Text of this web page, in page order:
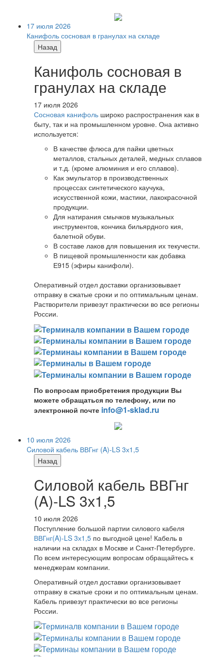
17 июля 2026
Канифоль сосновая в гранулах на складе
Назад
Канифоль сосновая в
гранулах на складе
17 июля 2026
Сосновая канифоль широко распространения как в
быту, так и на промышленном уровне. Она активно
используется:
В качестве флюса для пайки цветных
металлов, стальных деталей, медных сплавов
и т.д. (кроме алюминия и его сплавов).
Как эмульгатор в производственных
процессах синтетического каучука,
искусственной кожи, мастики, лакокрасочной
продукции.
Для натирания смычков музыкальных
инструментов, кончика бильярдного кия,
балетной обуви.
В составе лаков для повышения их текучести.
В пищевой промышленности как добавка
Е915 (эфиры канифоли).
Оперативный отдел доставки организовывает
отправку в сжатые сроки и по оптимальным ценам.
Растворители привезут практически во все регионы
России.
По вопросам приобретения продукции Вы
можете обращаться по телефону, или по
электронной почте info@1-sklad.ru
10 июля 2026
Cиловой кабель ВВГнг (A)-LS 3х1,5
Назад
Cиловой кабель ВВГнг
(A)-LS 3х1,5
10 июля 2026
Поступление большой партии силового кабеля
ВВГнг(A)-LS 3х1,5 по выгодной цене! Кабель в
наличии на складах в Москве и Санкт-Петербурге.
По всем интересующим вопросам обращайтесь к
менеджерам компании.
Оперативный отдел доставки организовывает
отправку в сжатые сроки и по оптимальным ценам.
Кабель привезут практически во все регионы
России.